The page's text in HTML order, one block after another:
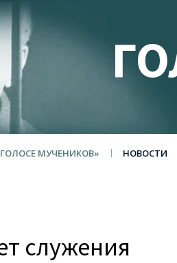
МУЧЕНИКОВ» НОВОСТИ
служения